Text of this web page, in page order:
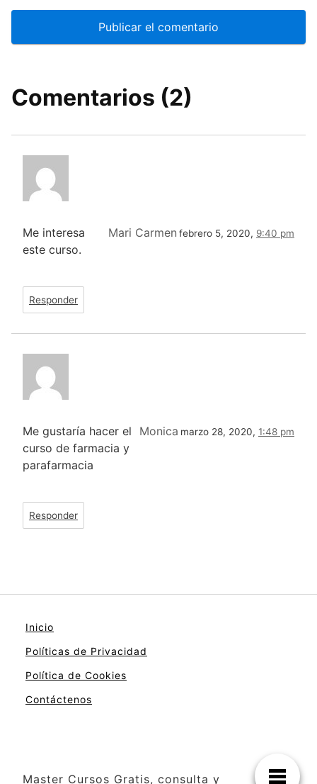
Comentarios (2)
Mari Carmen febrero 5, 2020, 9:40 pm
Me interesa
este curso.
Responder
Monica marzo 28, 2020, 1:48 pm
Me gustaría hacer el
curso de farmacia y
parafarmacia
Responder
Inicio
Políticas de Privacidad
Política de Cookies
Contáctenos
Master Cursos Gratis, consulta y